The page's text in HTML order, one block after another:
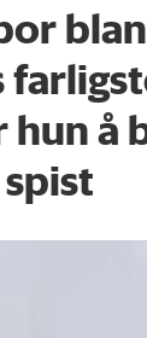
hun å